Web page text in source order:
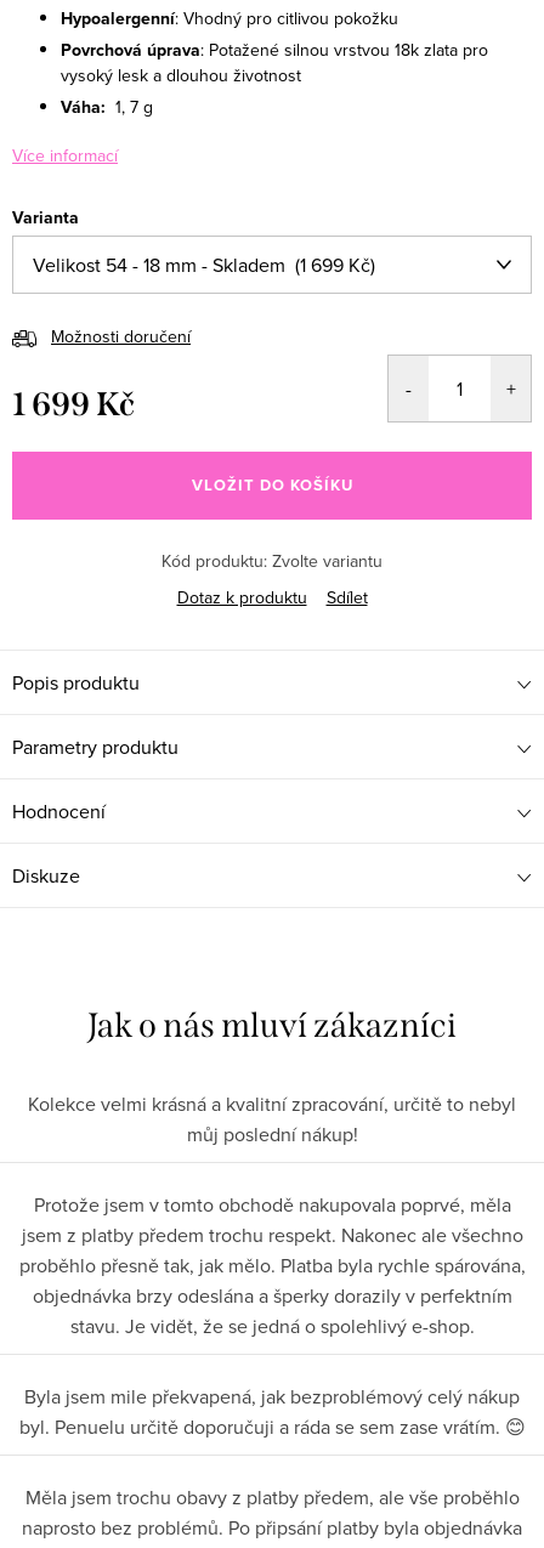
Hypoalergenní: Vhodný pro citlivou pokožku
Povrchová úprava: Potažené silnou vrstvou 18k zlata pro
vysoký lesk a dlouhou životnost
Váha: 1, 7 g
Více informací
Varianta
Možnosti doručení
1 699 Kč
VLOŽIT DO KOŠÍKU
Kód produktu: Zvolte variantu
Dotaz k produktu
Sdílet
Popis produktu
Parametry produktu
Hodnocení
Diskuze
Kolekce velmi krásná a kvalitní zpracování, určitě to nebyl
můj poslední nákup!
Protože jsem v tomto obchodě nakupovala poprvé, měla
jsem z platby předem trochu respekt. Nakonec ale všechno
proběhlo přesně tak, jak mělo. Platba byla rychle spárována,
objednávka brzy odeslána a šperky dorazily v perfektním
stavu. Je vidět, že se jedná o spolehlivý e-shop.
Byla jsem mile překvapená, jak bezproblémový celý nákup
byl. Penuelu určitě doporučuji a ráda se sem zase vrátím. 😊
Měla jsem trochu obavy z platby předem, ale vše proběhlo
naprosto bez problémů. Po připsání platby byla objednávka